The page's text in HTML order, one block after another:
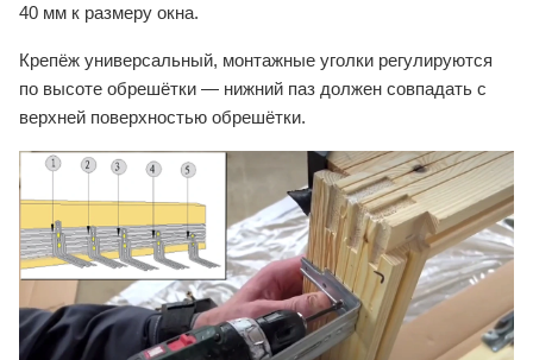
40 мм к размеру окна.
Крепёж универсальный, монтажные уголки регулируются
по высоте обрешётки — нижний паз должен совпадать с
верхней поверхностью обрешётки.